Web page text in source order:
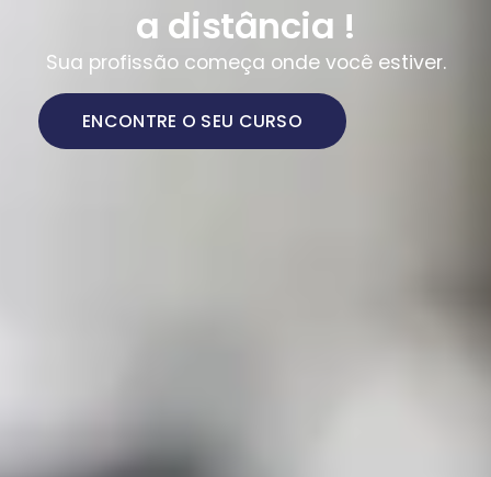
a distância !
Sua profissão começa onde você estiver.
ENCONTRE O SEU CURSO